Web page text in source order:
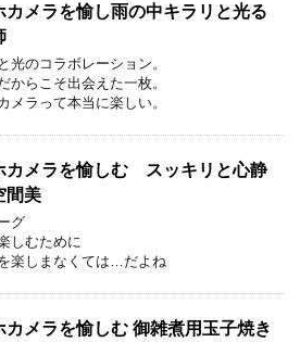
カメラを愉し雨の中キラリと光る
光のコラボレーション。
からこそ出会えた一枚。
メラって本当に楽しい。
カメラを愉しむ スッキリと心静
間美
グ
しむために
楽しまなくては…だよね
カメラを愉しむ 御雑煮用玉子焼き